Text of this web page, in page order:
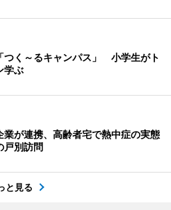
つく～るキャンパス」 小学生がト
学ぶ
業が連携、高齢者宅で熱中症の実態
別訪問
と見る